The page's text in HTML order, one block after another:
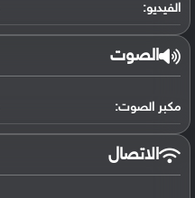
الفيديو:
الصوت
مكبر الصوت:
الاتصال